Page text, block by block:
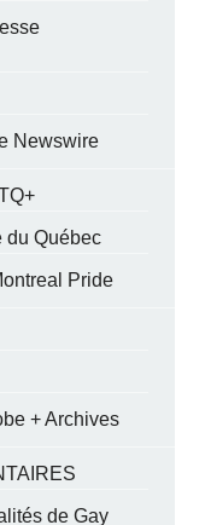
Newswire
du Québec
Pride
+ Archives
de Gay